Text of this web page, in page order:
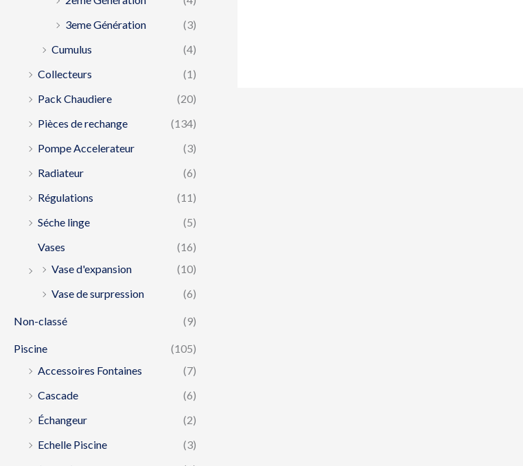
3eme Génération
(3)
Cumulus
(4)
Collecteurs
(1)
Pack Chaudiere
(20)
Pièces de rechange
(134)
Pompe Accelerateur
(3)
Radiateur
(6)
Régulations
(11)
Séche linge
(5)
Vases
(16)
Vase d'expansion
(10)
Vase de surpression
(6)
Non-classé (9)
Piscine
(105)
Accessoires Fontaines
(7)
Cascade
(6)
Échangeur
(2)
Echelle Piscine
(3)